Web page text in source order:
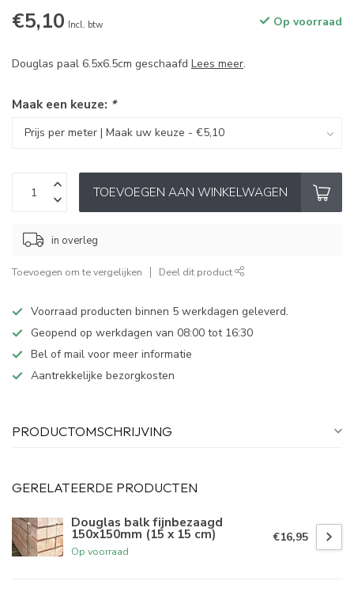
€5,10 Incl. btw Op voorraad
Douglas paal 6.5x6.5cm geschaafd Lees meer.
Maak een keuze: *
TOEVOEGEN AAN WINKELWAGEN
in overleg
Toevoegen om te vergelijken Deel dit product
Voorraad producten binnen 5 werkdagen geleverd.
Geopend op werkdagen van 08:00 tot 16:30
Bel of mail voor meer informatie
Aantrekkelijke bezorgkosten
PRODUCTOMSCHRIJVING
GERELATEERDE PRODUCTEN
Douglas balk fijnbezaagd
150x150mm (15 x 15 cm)
Op voorraad
€16,95